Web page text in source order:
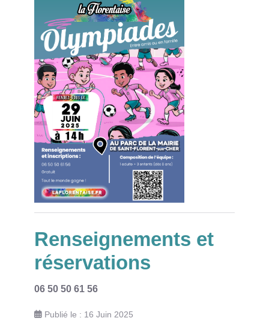
Renseignements et
réservations
06 50 50 61 56
Publié le : 16 Juin 2025